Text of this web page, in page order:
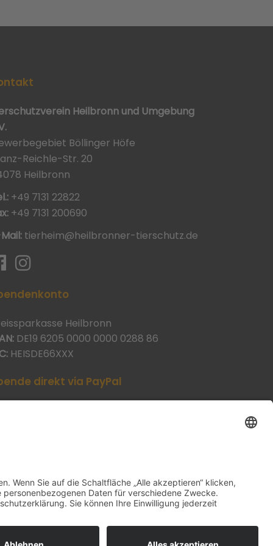
Heilbronn und Umgebung
Böllinger Höfe
Reichle-Str. 20
Heilbronn
+49 7131 22822
+49 7131 200690
tierheim@heilbronner-tierschutz.de
Heilbronn
DE19 6205 0000 0000 0288 86
HEISDE66XXX
direkt via PayPal